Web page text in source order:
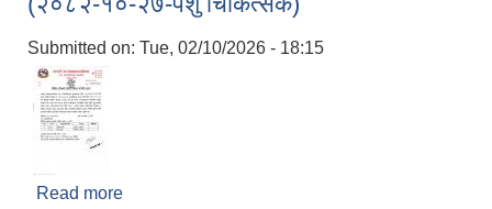
Submitted on: Tue, 02/10/2026 - 18:15
Read more